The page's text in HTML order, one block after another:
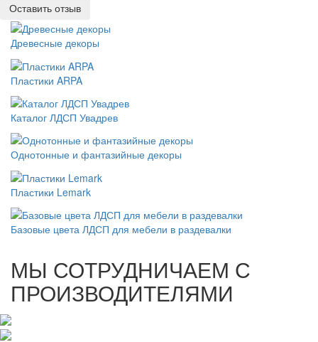
Оставить отзыв
Древесные декоры
Пластики ARPA
Каталог ЛДСП Увадрев
Однотонные и фантазийные декоры
Пластики Lemark
Базовые цвета ЛДСП для мебели в раздевалки
МЫ СОТРУДНИЧАЕМ С
ПРОИЗВОДИТЕЛЯМИ